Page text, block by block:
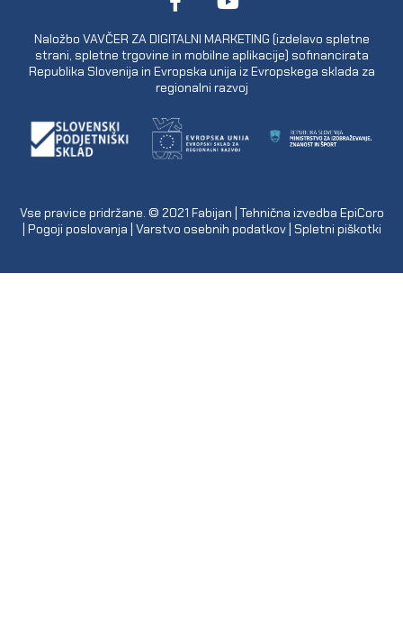
Naložbo VAVČER ZA DIGITALNI MARKETING (izdelavo spletne
strani, spletne trgovine in mobilne aplikacije) sofinancirata
Republika Slovenija in Evropska unija iz Evropskega sklada za
regionalni razvoj
Vse pravice pridržane. © 2021 Fabijan | Tehnična izvedba EpiCoro
Pogoji poslovanja Varstvo osebnih podatkov| Spletni piškotki